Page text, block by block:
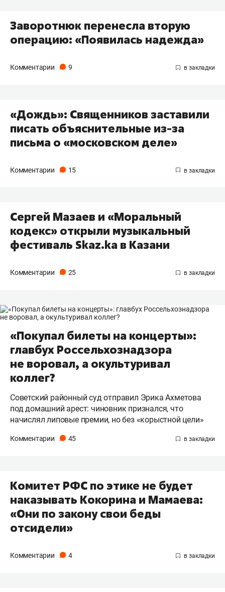
Заворотнюк перенесла вторую
операцию: «Появилась надежда»
Комментарии 9
«Дождь»: Священников заставили
писать объяснительные из-за
письма о «московском деле»
Комментарии 15
Сергей Мазаев и «Моральный
кодекс» открыли музыкальный
фестиваль Skaz.ka в Казани
Комментарии 25
«Покупал билеты на концерты»:
главбух Россельхознадзора
не воровал, а окультуривал
коллег?
Советский районный суд отправил Эрика Ахметова
под домашний арест: чиновник признался, что
начислял липовые премии, но без «корыстной цели»
Комментарии 45
Комитет РФС по этике не будет
наказывать Кокорина и Мамаева:
«Они по закону свои беды
отсидели»
Комментарии 4